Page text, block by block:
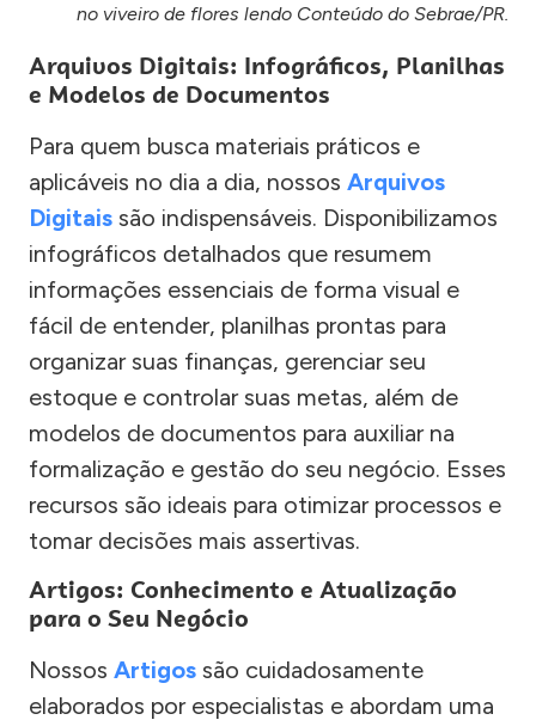
no viveiro de flores lendo Conteúdo do Sebrae/PR.
Arquivos Digitais: Infográficos, Planilhas
e Modelos de Documentos
Para quem busca materiais práticos e
aplicáveis no dia a dia, nossos Arquivos
Digitais são indispensáveis. Disponibilizamos
infográficos detalhados que resumem
informações essenciais de forma visual e
fácil de entender, planilhas prontas para
organizar suas finanças, gerenciar seu
estoque e controlar suas metas, além de
modelos de documentos para auxiliar na
formalização e gestão do seu negócio. Esses
recursos são ideais para otimizar processos e
tomar decisões mais assertivas.
Artigos: Conhecimento e Atualização
para o Seu Negócio
Nossos Artigos são cuidadosamente
elaborados por especialistas e abordam uma